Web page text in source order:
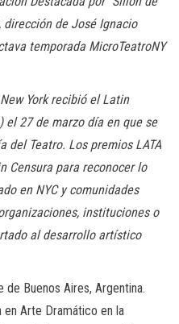
dirección de José Ignacio
temporada MicroTeatroNY
York recibió el Latin
el 27 de marzo día en que se
del Teatro. Los premios LATA
Censura para reconocer lo
en NYC y comunidades
instituciones o
al desarrollo artístico
de Buenos Aires, Argentina.
Arte Dramático en la